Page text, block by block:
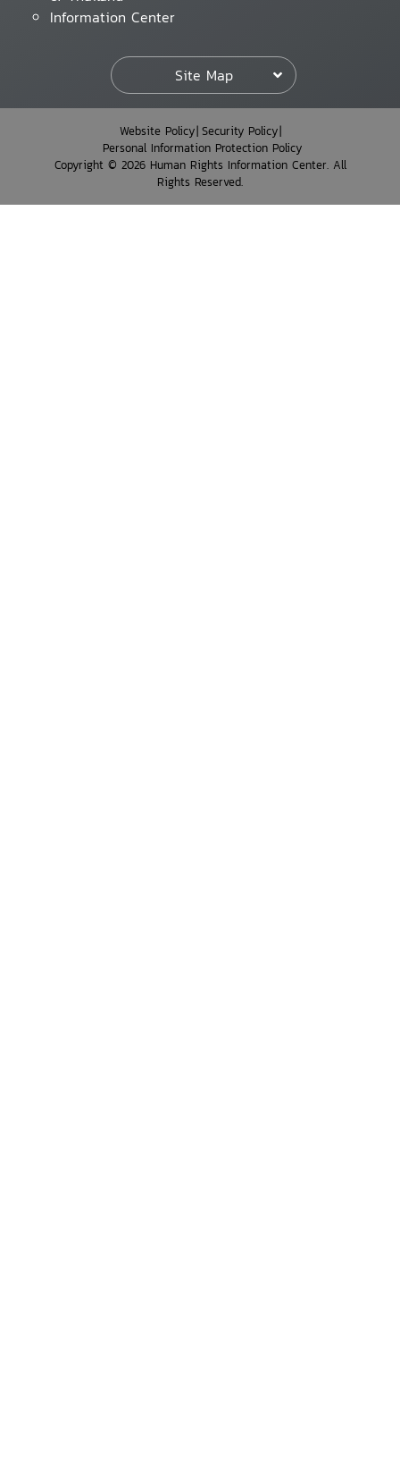
Information Center
Site Map
Website Policy Security Policy
Personal Information Protection Policy
Copyright © 2026 Human Rights Information Center. All
Rights Reserved.